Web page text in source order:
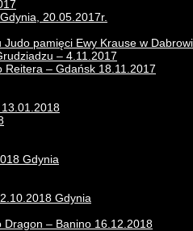
20.05.2017r.
pamięci Ewy Krause w
– 4.11.2017
Reitera – Gdańsk 18.11.2017
13.01.2018
Gdynia
Gdynia
Dragon – Banino 16.12.2018